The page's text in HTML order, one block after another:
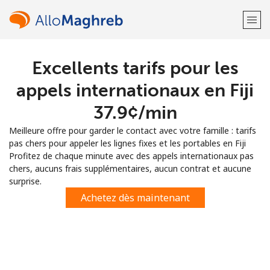
Bienvenue!
Vous avez déjà un compte?
S'enregistrer avec
ou
Excellents tarifs pour les
appels internationaux en Fiji
⁦37.9¢⁩/min
Meilleure offre pour garder le contact avec votre famille : tarifs
pas chers pour appeler les lignes fixes et les portables en Fiji
Profitez de chaque minute avec des appels internationaux pas
chers, aucuns frais supplémentaires, aucun contrat et aucune
surprise.
Achetez dès maintenant